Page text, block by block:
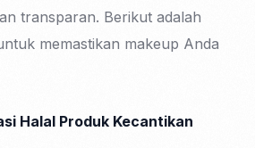
transparan. Berikut adalah
memastikan makeup Anda
Halal Produk Kecantikan